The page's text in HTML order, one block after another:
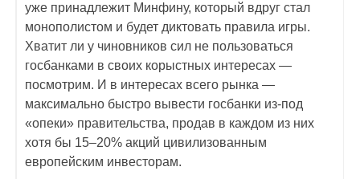
уже принадлежит Минфину, который вдруг стал
монополистом и будет диктовать правила игры.
Хватит ли у чиновников сил не пользоваться
госбанками в своих корыстных интересах —
посмотрим. И в интересах всего рынка —
максимально быстро вывести госбанки из-под
«опеки» правительства, продав в каждом из них
хотя бы 15–20% акций цивилизованным
европейским инвесторам.